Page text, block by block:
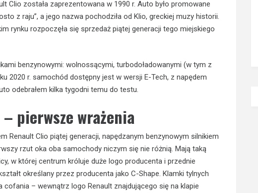
Clio została zaprezentowana w 1990 r. Auto było promowane
z raju”, a jego nazwa pochodziła od Klio, greckiej muzy historii.
rynku rozpoczęła się sprzedaż piątej generacji tego miejskiego
benzynowymi: wolnossącymi, turbodoładowanymi (w tym z
2020 r. samochód dostępny jest w wersji E-Tech, z napędem
odebrałem kilka tygodni temu do testu.
pierwsze wrażenia
Renault Clio piątej generacji, napędzanym benzynowym silnikiem
rzut oka oba samochody niczym się nie różnią. Mają taką
w której centrum króluje duże logo producenta i przednie
określany przez producenta jako C-Shape. Klamki tylnych
cofania – wewnątrz logo Renault znajdującego się na klapie